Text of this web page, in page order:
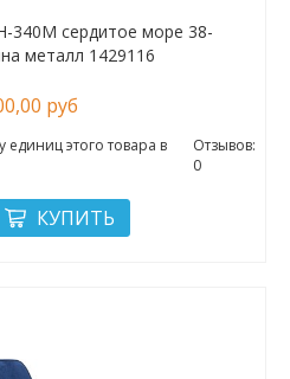
340M сердитое море 38-
металл 1429116
руб
этого товара в
Отзывов:
0